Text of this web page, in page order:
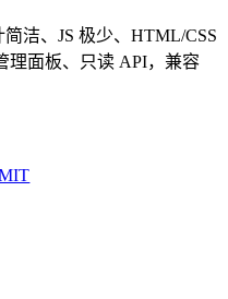
洁、JS 极少、HTML/CSS
理面板、只读 API，兼容